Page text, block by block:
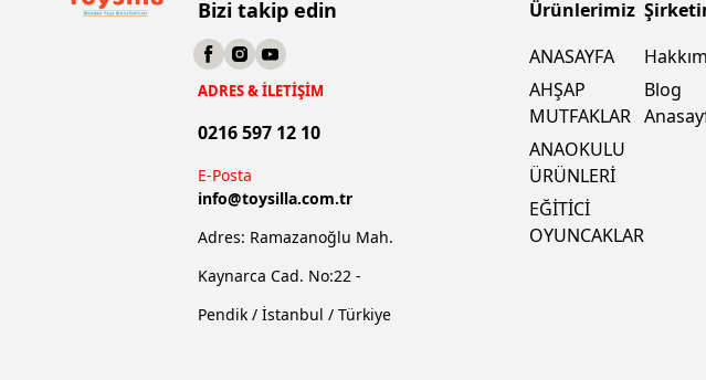
Bizi takip edin
ADRES & İLETİŞİM
0216 597 12 10
E-Posta
info@toysilla.com.tr
Adres: Ramazanoğlu Mah.
Kaynarca Cad. No:22 -
Pendik / İstanbul / Türkiye
Ürünlerimiz
ANASAYFA
AHŞAP
MUTFAKLAR
ANAOKULU
ÜRÜNLERİ
EĞİTİCİ
OYUNCAKLAR
Blog